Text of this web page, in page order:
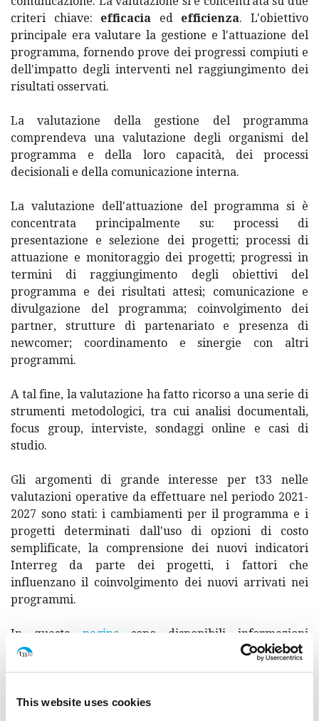
This website uses cookies
criteri chiave: efficacia ed efficienza. L'obiettivo
principale era valutare la gestione e l'attuazione del
programma, fornendo prove dei progressi compiuti e
dell'impatto degli interventi nel raggiungimento dei
risultati osservati.
La valutazione della gestione del programma
comprendeva una valutazione degli organismi del
programma e della loro capacità, dei processi
decisionali e della comunicazione interna.
La valutazione dell'attuazione del programma si è
concentrata principalmente su: processi di
presentazione e selezione dei progetti; processi di
attuazione e monitoraggio dei progetti; progressi in
termini di raggiungimento degli obiettivi del
programma e dei risultati attesi; comunicazione e
divulgazione del programma; coinvolgimento dei
partner, strutture di partenariato e presenza di
newcomer; coordinamento e sinergie con altri
programmi.
A tal fine, la valutazione ha fatto ricorso a una serie di
strumenti metodologici, tra cui analisi documentali,
focus group, interviste, sondaggi online e casi di
studio.
Gli argomenti di grande interesse per t33 nelle
valutazioni operative da effettuare nel periodo 2021-
2027 sono stati: i cambiamenti per il programma e i
progetti determinati dall'uso di opzioni di costo
semplificate, la comprensione dei nuovi indicatori
Interreg da parte dei progetti, i fattori che
influenzano il coinvolgimento dei nuovi arrivati nei
programmi.
In questa pagina sono disponibili informazioni
rilevanti sui principali risultati della valutazione,
La valutazione è stata condotta da t33 in